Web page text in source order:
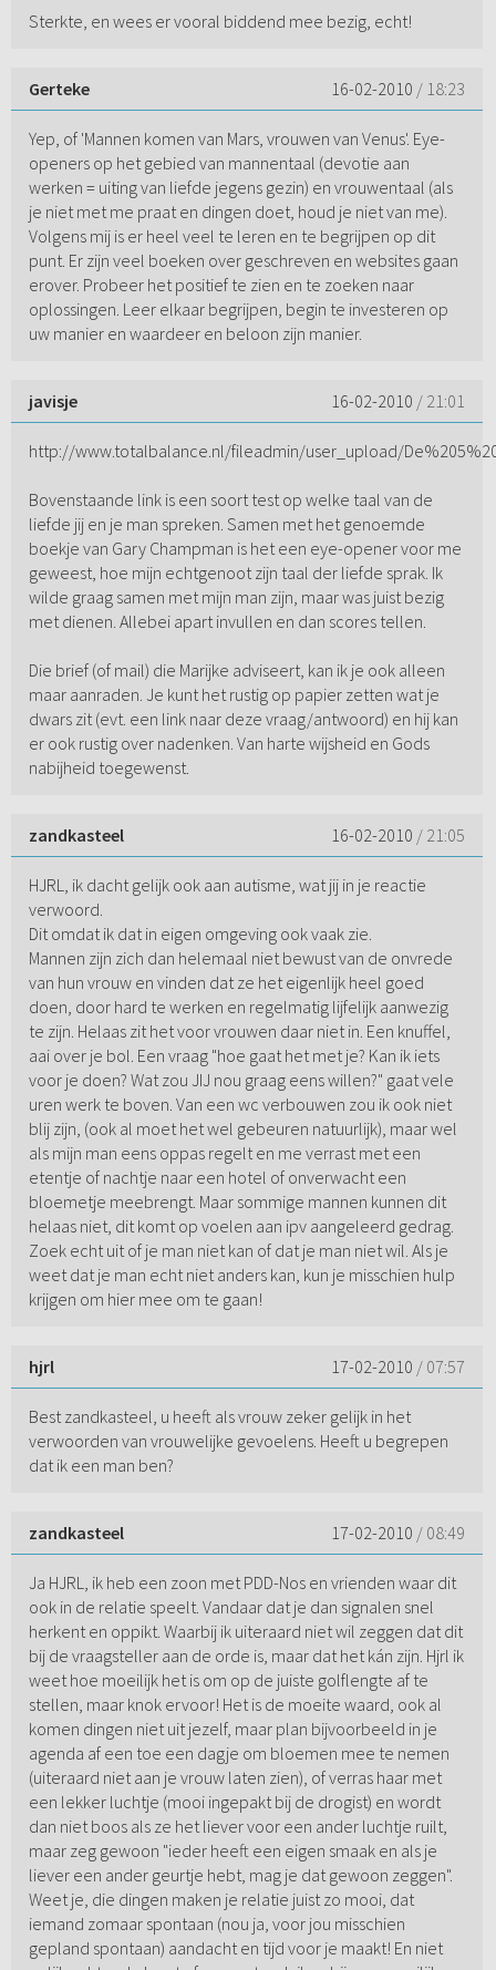
Sterkte, en wees er vooral biddend mee bezig, echt!
Gerteke 16-02-2010 / 18:23
Yep, of 'Mannen komen van Mars, vrouwen van Venus'. Eye-
openers op het gebied van mannentaal (devotie aan
werken = uiting van liefde jegens gezin) en vrouwentaal (als
je niet met me praat en dingen doet, houd je niet van me).
Volgens mij is er heel veel te leren en te begrijpen op dit
punt. Er zijn veel boeken over geschreven en websites gaan
erover. Probeer het positief te zien en te zoeken naar
oplossingen. Leer elkaar begrijpen, begin te investeren op
uw manier en waardeer en beloon zijn manier.
javisje 16-02-2010 / 21:01
http://www.totalbalance.nl/fileadmin/user_upload/
Bovenstaande link is een soort test op welke taal van de
liefde jij en je man spreken. Samen met het genoemde
boekje van Gary Champman is het een eye-opener voor me
geweest, hoe mijn echtgenoot zijn taal der liefde sprak. Ik
wilde graag samen met mijn man zijn, maar was juist bezig
met dienen. Allebei apart invullen en dan scores tellen.
Die brief (of mail) die Marijke adviseert, kan ik je ook alleen
maar aanraden. Je kunt het rustig op papier zetten wat je
dwars zit (evt. een link naar deze vraag/antwoord) en hij kan
er ook rustig over nadenken. Van harte wijsheid en Gods
nabijheid toegewenst.
zandkasteel 16-02-2010 / 21:05
HJRL, ik dacht gelijk ook aan autisme, wat jij in je reactie
verwoord.
Dit omdat ik dat in eigen omgeving ook vaak zie.
Mannen zijn zich dan helemaal niet bewust van de onvrede
van hun vrouw en vinden dat ze het eigenlijk heel goed
doen, door hard te werken en regelmatig lijfelijk aanwezig
te zijn. Helaas zit het voor vrouwen daar niet in. Een knuffel,
aai over je bol. Een vraag "hoe gaat het met je? Kan ik iets
voor je doen? Wat zou JIJ nou graag eens willen?" gaat vele
uren werk te boven. Van een wc verbouwen zou ik ook niet
blij zijn, (ook al moet het wel gebeuren natuurlijk), maar wel
als mijn man eens oppas regelt en me verrast met een
etentje of nachtje naar een hotel of onverwacht een
bloemetje meebrengt. Maar sommige mannen kunnen dit
helaas niet, dit komt op voelen aan ipv aangeleerd gedrag.
Zoek echt uit of je man niet kan of dat je man niet wil. Als je
weet dat je man echt niet anders kan, kun je misschien hulp
krijgen om hier mee om te gaan!
hjrl 17-02-2010 / 07:57
Best zandkasteel, u heeft als vrouw zeker gelijk in het
verwoorden van vrouwelijke gevoelens. Heeft u begrepen
dat ik een man ben?
zandkasteel 17-02-2010 / 08:49
Ja HJRL, ik heb een zoon met PDD-Nos en vrienden waar dit
ook in de relatie speelt. Vandaar dat je dan signalen snel
herkent en oppikt. Waarbij ik uiteraard niet wil zeggen dat dit
bij de vraagsteller aan de orde is, maar dat het kán zijn. Hjrl ik
weet hoe moeilijk het is om op de juiste golflengte af te
stellen, maar knok ervoor! Het is de moeite waard, ook al
komen dingen niet uit jezelf, maar plan bijvoorbeeld in je
agenda af een toe een dagje om bloemen mee te nemen
(uiteraard niet aan je vrouw laten zien), of verras haar met
een lekker luchtje (mooi ingepakt bij de drogist) en wordt
dan niet boos als ze het liever voor een ander luchtje ruilt,
maar zeg gewoon "ieder heeft een eigen smaak en als je
liever een ander geurtje hebt, mag je dat gewoon zeggen".
Weet je, die dingen maken je relatie juist zo mooi, dat
iemand zomaar spontaan (nou ja, voor jou misschien
gepland spontaan) aandacht en tijd voor je maakt! En niet